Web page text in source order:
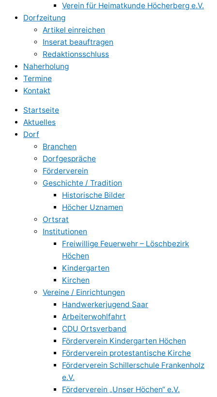
Verein für Heimatkunde Höcherberg e.V.
Dorfzeitung
Artikel einreichen
Inserat beauftragen
Redaktionsschluss
Naherholung
Termine
Kontakt
Startseite
Aktuelles
Dorf
Branchen
Dorfgespräche
Förderverein
Geschichte / Tradition
Historische Bilder
Höcher Uznamen
Ortsrat
Institutionen
Freiwillige Feuerwehr – Löschbezirk
Höchen
Kindergarten
Kirchen
Vereine / Einrichtungen
Handwerkerjugend Saar
Arbeiterwohlfahrt
CDU Ortsverband
Förderverein Kindergarten Höchen
Förderverein protestantische Kirche
Förderverein Schillerschule Frankenholz
e.V.
Förderverein „Unser Höchen“ e.V.